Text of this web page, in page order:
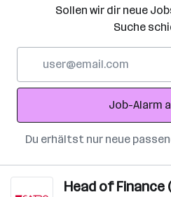
Sollen wir dir neue
Suche
Adresse
Job-Alarm
Du erhältst nur neue
Head of Finance